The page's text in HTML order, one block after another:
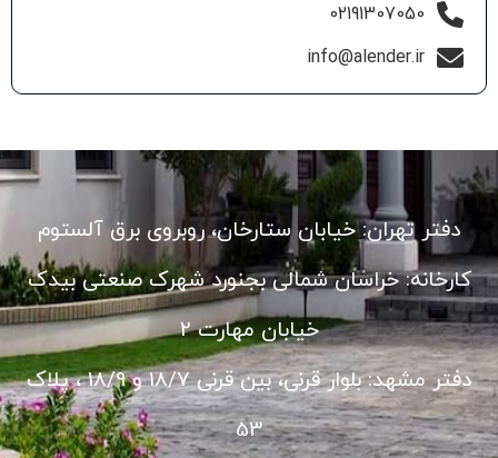
02191307050
info@alender.ir
دفتر تهران: خیابان ستارخان، روبروی برق آلستوم
کارخانه: خراسان شمالی بجنورد شهرک صنعتی بیدک
خیابان مهارت 2
دفتر مشهد: بلوار قرنی، بین قرنی 18/7 و 18/9 ، پلاک
53